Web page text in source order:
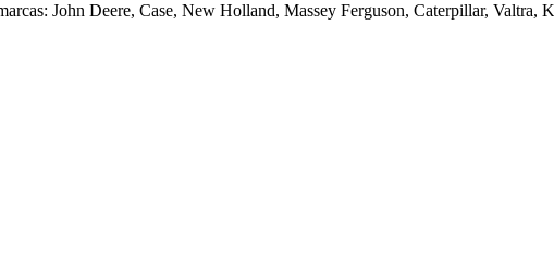
John Deere, Case, New Holland, Massey Ferguson, Caterpillar, Valtra,